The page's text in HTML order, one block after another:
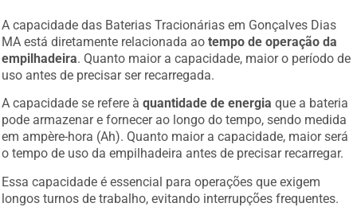
A capacidade das Baterias Tracionárias em Gonçalves Dias
MA está diretamente relacionada aotempo de operação da
empilhadeira. Quanto maior a capacidade, maior o período de
uso antes de precisar ser recarregada.
A capacidade se refere àquantidade de energia que a bateria
pode armazenar e fornecer ao longo do tempo, sendo medida
em ampère-hora (Ah). Quanto maior a capacidade, maior será
o tempo de uso da empilhadeira antes de precisar recarregar.
Essa capacidade é essencial para operações que exigem
longos turnos de trabalho, evitando interrupções frequentes.